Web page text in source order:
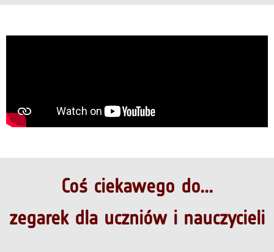
Coś ciekawego do...
zegarek dla uczniów i nauczycieli